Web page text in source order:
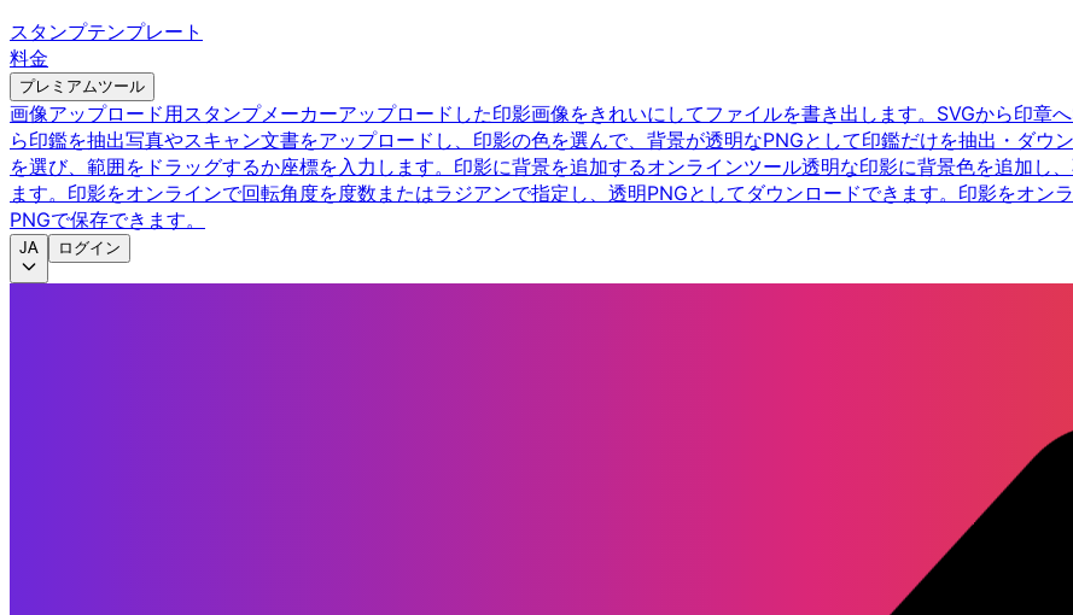
スタンプテンプレート
料金
プレミアムツール
画像アップロード用スタンプメーカーアップロードした印影画像をきれいにしてファイルを書き出します。 SVGから印章へ
ら印鑑を抽出写真やスキャン文書をアップロードし、印影の色を選んで、背景が透明なPNGとして印鑑だけを抽出・ダウン
を選び、範囲をドラッグするか座標を入力します。 印影に背景を追加するオンラインツール透明な印影に背景色を追加し
ます。 印影をオンラインで回転角度を度数またはラジアンで指定し、透明PNGとしてダウンロードできます。 印影をオン
PNGで保存できます。
JA ログイン